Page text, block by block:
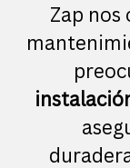
Zap nos